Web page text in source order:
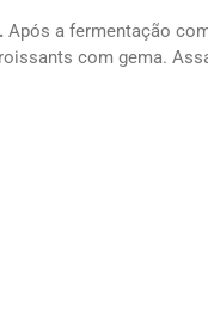
Após a fermentação
com gema.